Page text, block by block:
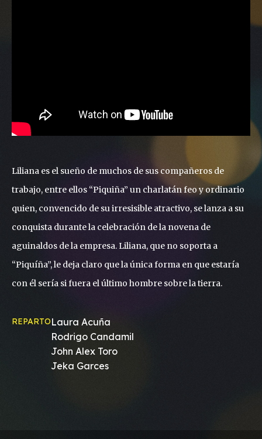
Liliana es el sueño de muchos de sus compañeros de
trabajo, entre ellos “Piquiña” un charlatán feo y ordinario
quien, convencido de su irresisible atractivo, se lanza a su
conquista durante la celebración de la novena de
aguinaldos de la empresa. Liliana, que no soporta a
“Piquíña”, le deja claro que la única forma en que estaría
con él sería si fuera el último hombre sobre la tierra.
REPARTOLaura Acuña
Rodrigo Candamil
John Alex Toro
Jeka Garces